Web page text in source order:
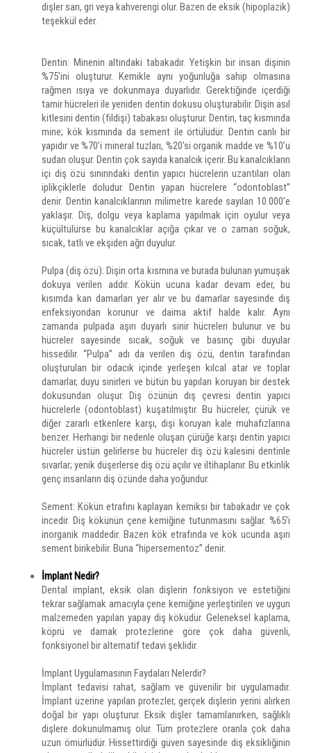
dişler sarı, gri veya kahverengi olur. Bazen de eksik (hipoplazik)
teşekkül eder.
Dentin: Minenin altındaki tabakadır. Yetişkin bir insan dişinin
%75'ini oluşturur. Kemikle aynı yoğunluğa sahip olmasına
rağmen ısıya ve dokunmaya duyarlıdır. Gerektiğinde içerdiği
tamir hücreleri ile yeniden dentin dokusu oluşturabilir. Dişin asıl
kitlesini dentin (fildişi) tabakası oluşturur. Dentin, taç kısmında
mine; kök kısmında da sement ile örtülüdür. Dentin canlı bir
yapıdır ve %70’i mineral tuzları, %20'si organik madde ve %10’u
sudan oluşur. Dentin çok sayıda kanalcık içerir. Bu kanalcıkların
içi diş özü sınırındaki dentin yapıcı hücrelerin uzantıları olan
iplikçiklerle doludur. Dentin yapan hücrelere “odontoblast”
denir. Dentin kanalcıklarının milimetre karede sayıları 10.000’e
yaklaşır. Diş, dolgu veya kaplama yapılmak için oyulur veya
küçültülürse bu kanalcıklar açığa çıkar ve o zaman soğuk,
sıcak, tatlı ve ekşiden ağrı duyulur.
Pulpa (diş özü): Dişin orta kısmına ve burada bulunan yumuşak
dokuya verilen addır. Kökün ucuna kadar devam eder, bu
kısımda kan damarları yer alır ve bu damarlar sayesinde diş
enfeksiyondan korunur ve daima aktif halde kalır. Aynı
zamanda pulpada aşırı duyarlı sinir hücreleri bulunur ve bu
hücreler sayesinde sıcak, soğuk ve basınç gibi duyular
hissedilir. “Pulpa” adı da verilen diş özü, dentin tarafından
oluşturulan bir odacık içinde yerleşen kılcal atar ve toplar
damarlar, duyu sinirleri ve bütün bu yapıları koruyan bir destek
dokusundan oluşur. Diş özünün dış çevresi dentin yapıcı
hücrelerle (odontoblast) kuşatılmıştır. Bu hücreler, çürük ve
diğer zararlı etkenlere karşı, dişi koruyan kale muhafızlarına
benzer. Herhangi bir nedenle oluşan çürüğe karşı dentin yapıcı
hücreler üstün gelirlerse bu hücreler diş özü kalesini dentinle
sıvarlar; yenik düşerlerse diş özü açılır ve iltihaplanır. Bu etkinlik
genç insanların diş özünde daha yoğundur.
Sement: Kökün etrafını kaplayan kemiksi bir tabakadır ve çok
incedir. Diş kökünün çene kemiğine tutunmasını sağlar. %65’i
inorganik maddedir. Bazen kök etrafında ve kök ucunda aşırı
sement birikebilir. Buna “hipersementoz” denir.
İmplant Nedir?
Dental implant, eksik olan dişlerin fonksiyon ve estetiğini
tekrar sağlamak amacıyla çene kemiğine yerleştirilen ve uygun
malzemeden yapılan yapay diş köküdür. Geleneksel kaplama,
köprü ve damak protezlerine göre çok daha güvenli,
fonksiyonel bir alternatif tedavi şeklidir.
İmplant Uygulamasının Faydaları Nelerdir?
İmplant tedavisi rahat, sağlam ve güvenilir bir uygulamadır.
İmplant üzerine yapılan protezler, gerçek dişlerin yerini alırken
doğal bir yapı oluşturur. Eksik dişler tamamlanırken, sağlıklı
dişlere dokunulmamış olur. Tüm protezlere oranla çok daha
uzun ömürlüdür. Hissettirdiği güven sayesinde diş eksikliğinin